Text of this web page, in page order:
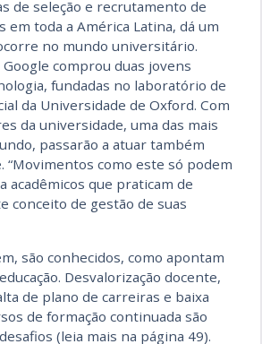
de seleção e recrutamento de
em toda a América Latina, dá um
no mundo universitário.
comprou duas jovens
fundadas no laboratório de
da Universidade de Oxford. Com
da universidade, uma das mais
passarão a atuar também
“Movimentos como este só podem
acadêmicos que praticam de
conceito de gestão de suas
são conhecidos, como apontam
Desvalorização docente,
de plano de carreiras e baixa
de formação continuada são
(leia mais na página 49).